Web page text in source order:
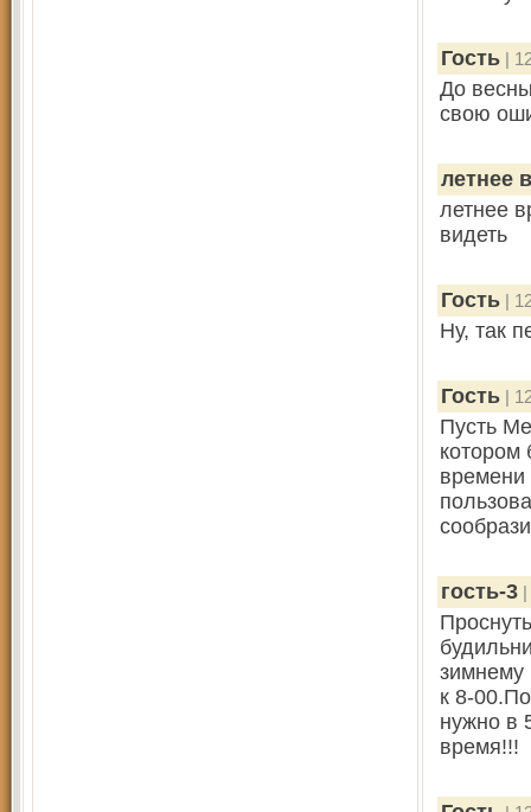
Гость |
До
свою
летнее
летнее
видеть
Гость |
Ну, так
Гость |
Пусть
котором
времени
гость-3
зимнему
к 8-
нужно в
время!!!